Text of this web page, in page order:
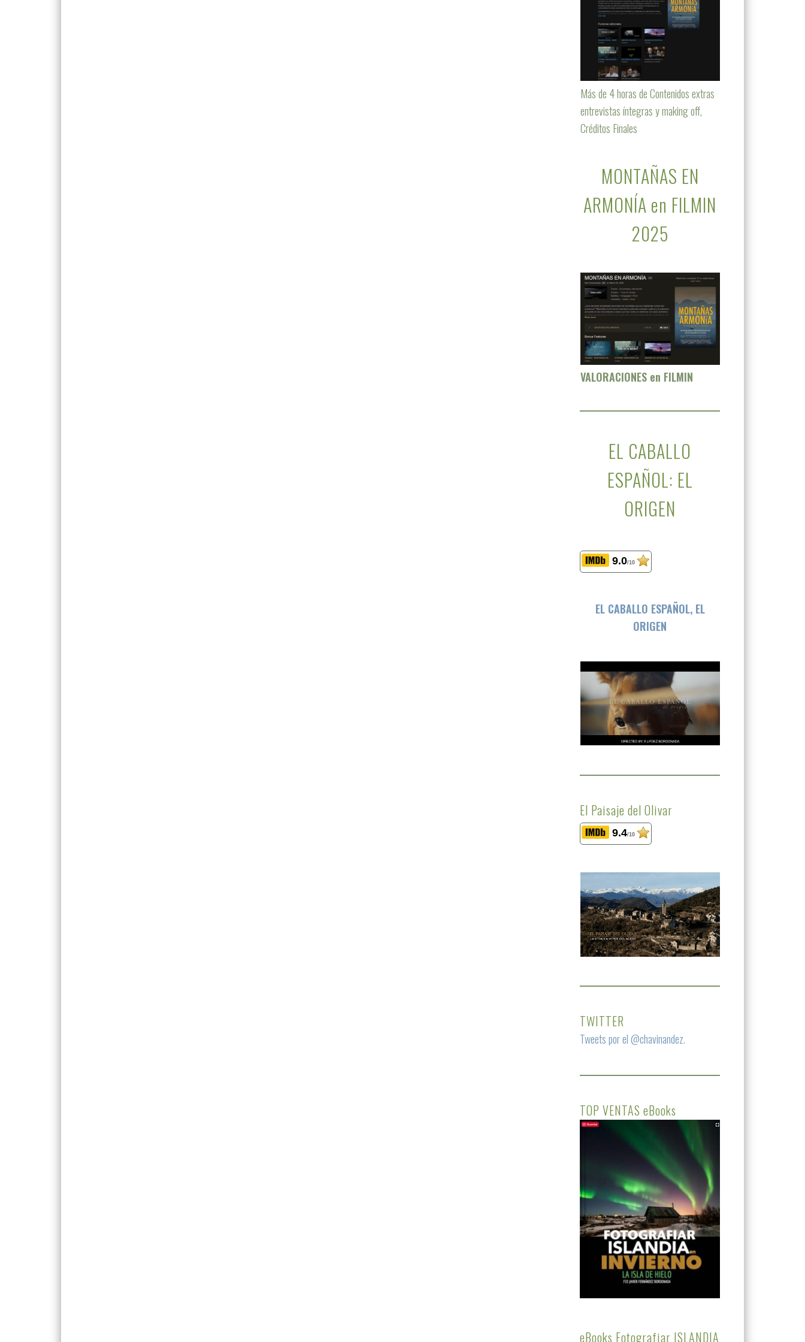
Más de 4 horas de Contenidos extras
entrevistas íntegras y making off,
Créditos Finales
MONTAÑAS EN
ARMONÍA en FILMIN
2025
VALORACIONES en FILMIN
EL CABALLO
ESPAÑOL: EL
ORIGEN
9.0/10
EL CABALLO ESPAÑOL, EL
ORIGEN
El Paisaje del Olivar
9.4/10
TWITTER
Tweets por el @chavinandez.
TOP VENTAS eBooks
eBooks Fotografiar ISLANDIA